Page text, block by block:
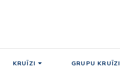
KRUĪZI GRUPU KRUĪZI